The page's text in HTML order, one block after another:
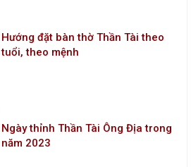
Hướng đặt bàn thờ Thần Tài theo
tuổi, theo mệnh
Ngày thỉnh Thần Tài Ông Địa trong
năm 2023